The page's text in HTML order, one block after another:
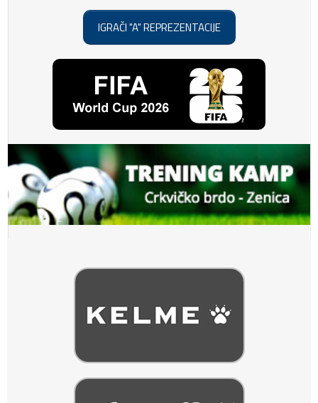
IGRAČI "A" REPREZENTACIJE